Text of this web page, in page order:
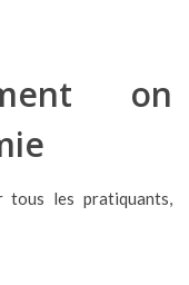
on
les pratiquants,